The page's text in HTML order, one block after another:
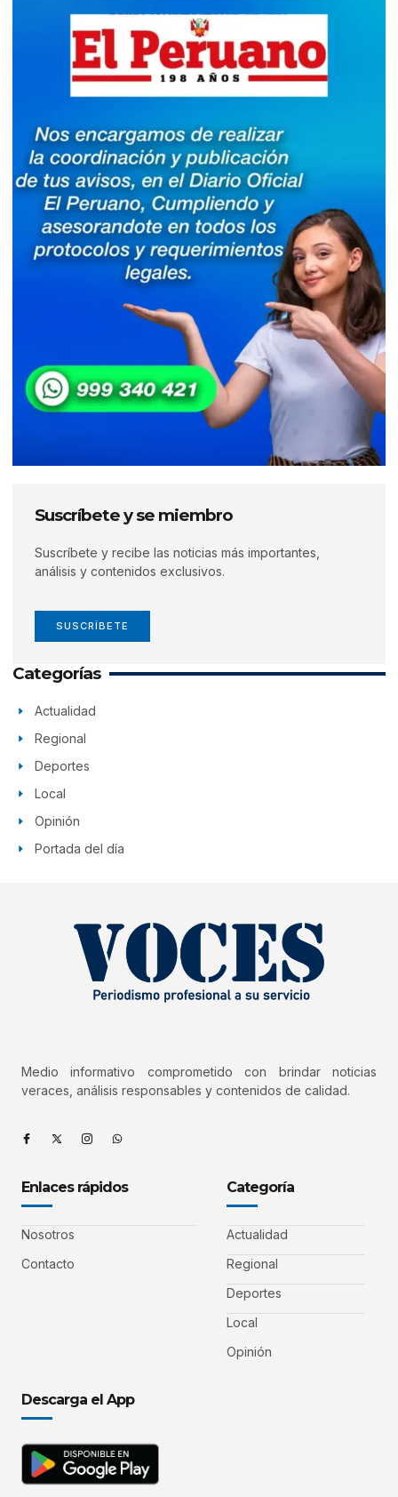
Suscríbete y se miembro
Suscríbete y recibe las noticias más importantes,
análisis y contenidos exclusivos.
SUSCRÍBETE
Categorías
Actualidad
Regional
Deportes
Local
Opinión
Portada del día
Medio informativo comprometido con brindar noticias
veraces, análisis responsables y contenidos de calidad.
Enlaces rápidos
Nosotros
Contacto
Categoría
Actualidad
Regional
Deportes
Local
Opinión
Descarga el App